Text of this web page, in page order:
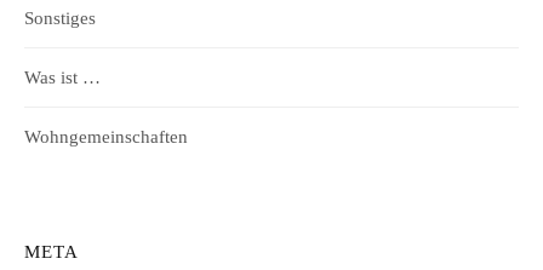
Sonstiges
Was ist …
Wohngemeinschaften
META